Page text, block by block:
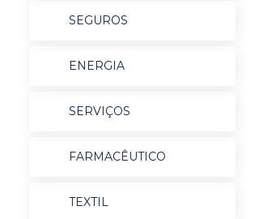
SEGUROS
ENERGIA
SERVIÇOS
FARMACÊUTICO
TEXTIL